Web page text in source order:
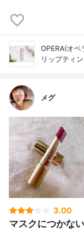
OPERA(オペ
リップティ
メグ
3.00
マスクにつかな